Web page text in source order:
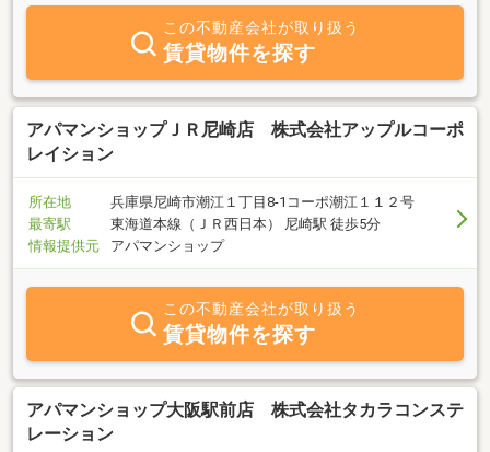
この不動産会社が取り扱う
賃貸物件を探す
アパマンショップＪＲ尼崎店 株式会社アップルコーポ
レイション
所在地
兵庫県尼崎市潮江１丁目8-1コーポ潮江１１２号
最寄駅
東海道本線（ＪＲ西日本） 尼崎駅 徒歩5分
情報提供元
アパマンショップ
この不動産会社が取り扱う
賃貸物件を探す
アパマンショップ大阪駅前店 株式会社タカラコンステ
レーション